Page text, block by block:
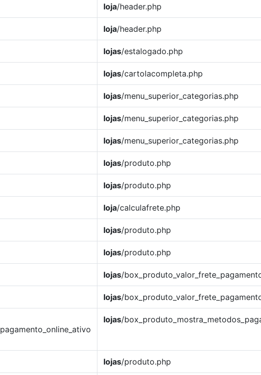
loja/header.php
loja/header.php
lojas/estalogado.php
lojas/cartolacompleta.php
lojas/menu_superior_categorias.php
lojas/menu_superior_categorias.php
lojas/menu_superior_categorias.php
lojas/produto.php
lojas/produto.php
loja/calculafrete.php
lojas/produto.php
lojas/produto.php
lojas/
lojas/
lojas/
lojas/produto.php